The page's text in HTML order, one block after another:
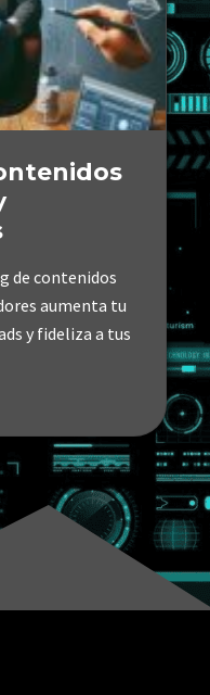
de contenidos
aumenta tu
y fideliza a tus